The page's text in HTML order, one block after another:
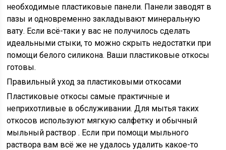
необходимые пластиковые панели. Панели заводят в
пазы и одновременно закладывают минеральную
вату. Если всё-таки у вас не получилось сделать
идеальными стыки, то можно скрыть недостатки при
помощи белого силикона. Ваши пластиковые откосы
готовы.
Правильный уход за пластиковыми откосами
Пластиковые откосы самые практичные и
неприхотливые в обслуживании. Для мытья таких
откосов используют мягкую салфетку и обычный
мыльный раствор . Если при помощи мыльного
раствора вам всё же не удалось удалить какое-то